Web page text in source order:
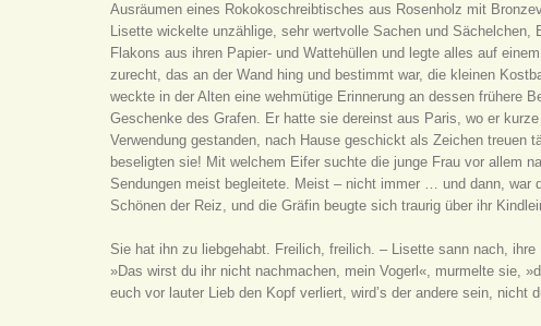
Ausräumen eines Rokokoschreibtisches aus Rosenholz mit
Lisette wickelte unzählige, sehr wertvolle Sachen und
Flakons aus ihren Papier- und Wattehüllen und legte alles auf
zurecht, das an der Wand hing und bestimmt war, die kleinen
weckte in der Alten eine wehmütige Erinnerung an dessen frühere
Geschenke des Grafen. Er hatte sie dereinst aus Paris, wo er
Verwendung gestanden, nach Hause geschickt als Zeichen treuen
beseligten sie! Mit welchem Eifer suchte die junge Frau vor allem
Sendungen meist begleitete. Meist – nicht immer … und dann, war
Schönen der Reiz, und die Gräfin beugte sich traurig über ihr
Sie hat ihn zu liebgehabt. Freilich, freilich. – Lisette sann nach,
»Das wirst du ihr nicht nachmachen, mein Vogerl«, murmelte sie,
euch vor lauter Lieb den Kopf verliert, wird’s der andere sein, nicht